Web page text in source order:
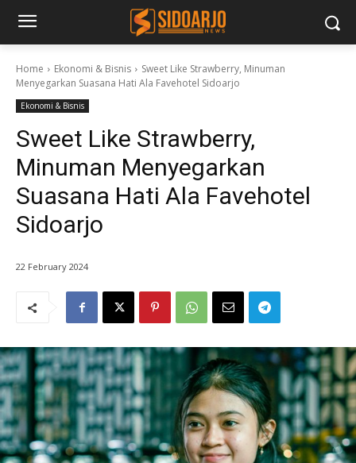
Home Ekonomi & Bisnis
Sweet Like Strawberry, Minuman
Menyegarkan Suasana Hati Ala Favehotel Sidoarjo
Ekonomi & Bisnis
Sweet Like Strawberry,
Minuman Menyegarkan
Suasana Hati Ala Favehotel
Sidoarjo
22 February 2024